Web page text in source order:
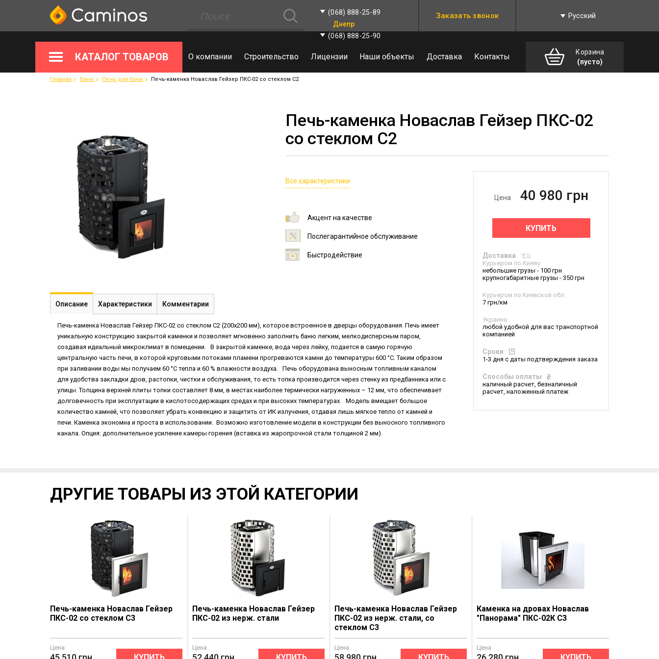
(068) 888-25-89
Днепр
(068) 888-25-90
Заказать звонок Русский
КАТАЛОГ ТОВАРОВ О компании Строительство Лицензии Наши объекты Доставка Контакты
Корзина
(пусто)
Главная Бани Печь для бани Печь-каменка Новаслав Гейзер ПКС-02 со стеклом С2
Печь-каменка Новаслав Гейзер ПКС-02
со стеклом С2
Цена 40 980 грн
КУПИТЬ
Доставка
Курьером по Киеву
небольшие грузы - 100 грн
крупногабаритные грузы - 350 грн
Курьером по Киевской обл.
7 грн/км
Украина:
любой удобной для вас транспортной
компанией
Сроки
1-3 дня с даты подтверждения заказа
Способы оплаты
наличный расчет, безналичный
расчет, наложенный платеж
Все характеристики
Акцент на качестве
Послегарантийное обслуживание
Быстродействие
Описание Характеристики Комментарии
Печь-каменка Новаслав Гейзер ПКС-02 со стеклом С2 (200х200 мм), которое встроенное в дверцы оборудования. Печь имеет
уникальную конструкцию закрытой каменки и позволяет мгновенно заполнить баню легким, мелкодисперсным паром,
создавая идеальный микроклимат в помещении. В закрытой каменке, вода через лейку, подается в самую горячую
центральную часть печи, в которой круговыми потоками пламени прогреваются камни до температуры 600 °С. Таким образом
при заливании воды мы получаем 60 °С тепла и 60 % влажности воздуха. Печь оборудована выносным топливным каналом
для удобства закладки дров, растопки, чистки и обслуживания, то есть топка производится через стенку из предбанника или с
улицы. Толщина верхней плиты топки составляет 8 мм, в местах наиболее термически нагруженных – 12 мм, что обеспечивает
долговечность при эксплуатации в кислотосодержащих средах и при высоких температурах. Модель вмещает большое
количество камней, что позволяет убрать конвекцию и защитить от ИК излучения, отдавая лишь мягкое тепло от камней и
печи. Каменка экономна и проста в использовании. Возможно изготовление модели в конструкции без выносного топливного
канала. Опция: дополнительное усиление камеры горения (вставка из жаропрочной стали толщиной 2 мм).
ДРУГИЕ ТОВАРЫ ИЗ ЭТОЙ КАТЕГОРИИ
Печь-каменка Новаслав Гейзер
ПКС-02 со стеклом С3
Цена
Печь-каменка Новаслав Гейзер
ПКС-02 из нерж. стали
Цена
Печь-каменка Новаслав Гейзер
ПКС-02 из нерж. стали, со
стеклом С3
Цена
Каменка на дровах Новаслав
"Панорама" ПКС-02К С3
Цена